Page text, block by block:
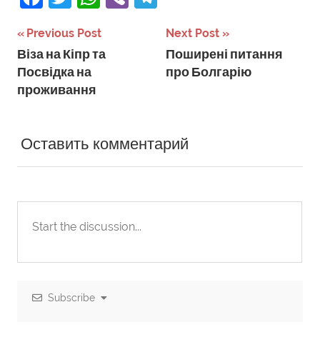
Навігація
записів
Previous Post
Віза на Кіпр та
Посвідка на
проживання
Next Post
Поширені питання
про Болгарію
Оставить комментарий
Subscribe